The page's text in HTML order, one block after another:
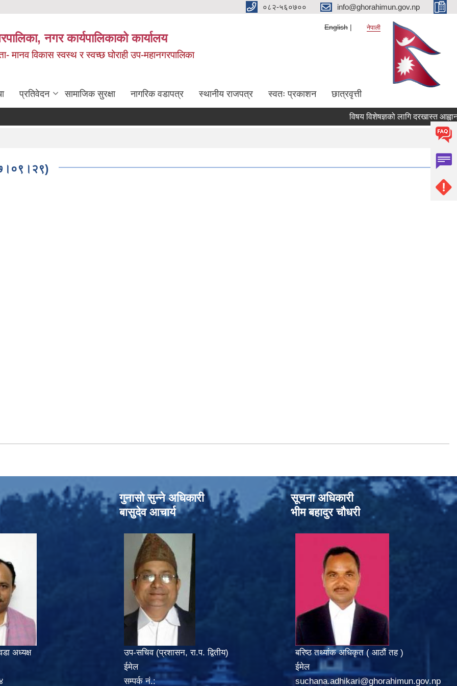
०८२-५६०७०० info@ghorahimun.gov.np
नगर कार्यपालिकाको कार्यालय
मानव विकास स्वस्थ र स्वच्छ घोराही उप-महानगरपालिका
English नेपाली
प्रतिवेदन सामाजिक सुरक्षा नागरिक वडापत्र स्थानीय राजपत्र स्वतः प्रकाशन छात्रवृत्ती
विषय विशेषज्ञको लागि दरखास्त आह्वान
अध्यक्ष
गुनासो सुन्‍ने अधिकारी
बासुदेव आचार्य
उप-सचिव (प्रशासन, रा.प. द्वितीय)
ईमेल
सम्पर्क नं.:
सूचना अधिकारी
भीम बहादुर चौधरी
बरिष्ठ तथ्यांक अधिकृत ( आठौं तह )
ईमेल
suchana.adhikari@ghorahimun.gov.np